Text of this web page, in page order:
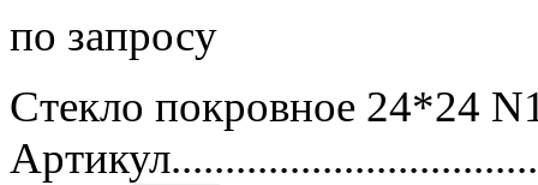
по запросу
Стекло покровное 24*24